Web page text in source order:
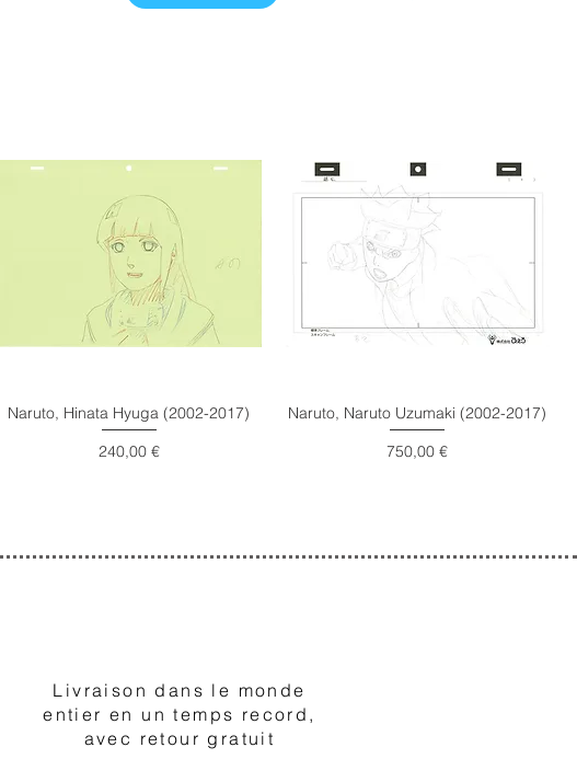
Naruto, Hinata Hyuga (2002-2017)
Prix
240,00 €
Naruto, Naruto Uzumaki (2002-2017)
Prix
750,00 €
Livraison dans le monde
entier en un temps record,
avec retour gratuit